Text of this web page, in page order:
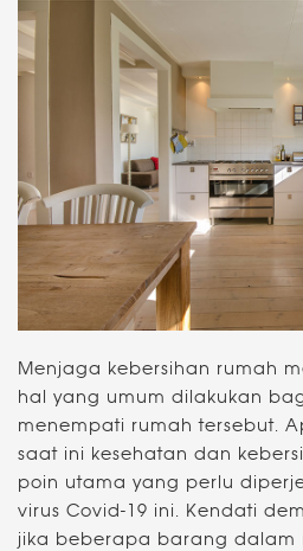
Menjaga kebersihan rumah
hal yang umum dilakukan
menempati rumah tersebut.
saat ini kesehatan dan
poin utama yang perlu
virus Covid-19 ini. Kendati
jika beberapa barang dalam